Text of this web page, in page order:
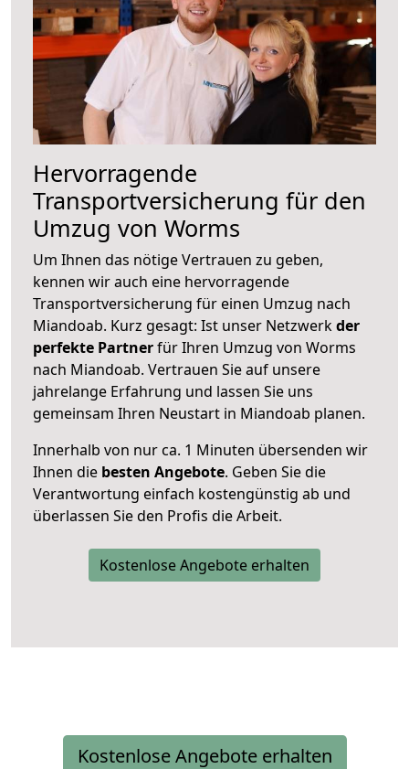
Hervorragende
Transportversicherung für den
Umzug von Worms
Um Ihnen das nötige Vertrauen zu geben,
kennen wir auch eine hervorragende
Transportversicherung für einen Umzug nach
Miandoab. Kurz gesagt: Ist unser Netzwerkder
perfekte Partnerfür Ihren Umzug von Worms
nach Miandoab. Vertrauen Sie auf unsere
jahrelange Erfahrung und lassen Sie uns
gemeinsam Ihren Neustart in Miandoab planen.
Innerhalb von nur ca. 1 Minuten übersenden wir
Ihnen die besten Angebote. Geben Sie die
Verantwortung einfach kostengünstig ab und
überlassen Sie den Profis die Arbeit.
Kostenlose Angebote erhalten
Kostenlose Angebote erhalten